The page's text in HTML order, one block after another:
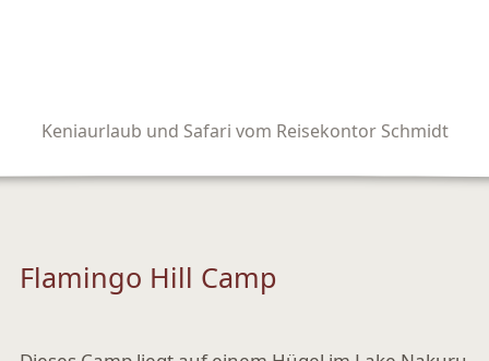
Keniaurlaub und Safari vom Reisekontor Schmidt
Flamingo Hill Camp